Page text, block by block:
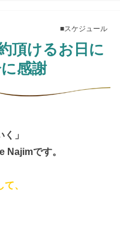
■スケジュール
頂けるお日に
感謝
」
Najimです。
、